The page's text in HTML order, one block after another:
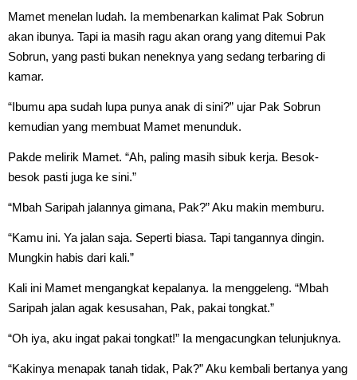
Mamet menelan ludah. Ia membenarkan kalimat Pak Sobrun
akan ibunya. Tapi ia masih ragu akan orang yang ditemui Pak
Sobrun, yang pasti bukan neneknya yang sedang terbaring di
kamar.
“Ibumu apa sudah lupa punya anak di sini?” ujar Pak Sobrun
kemudian yang membuat Mamet menunduk.
Pakde melirik Mamet. “Ah, paling masih sibuk kerja. Besok-
besok pasti juga ke sini.”
“Mbah Saripah jalannya gimana, Pak?” Aku makin memburu.
“Kamu ini. Ya jalan saja. Seperti biasa. Tapi tangannya dingin.
Mungkin habis dari kali.”
Kali ini Mamet mengangkat kepalanya. Ia menggeleng. “Mbah
Saripah jalan agak kesusahan, Pak, pakai tongkat.”
“Oh iya, aku ingat pakai tongkat!” Ia mengacungkan telunjuknya.
“Kakinya menapak tanah tidak, Pak?” Aku kembali bertanya yang